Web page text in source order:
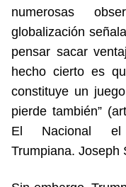
numerosas
globalización
pensar sacar
hecho cierto es
constituye un
pierde también”
El Nacional el
Trumpiana. Joseph